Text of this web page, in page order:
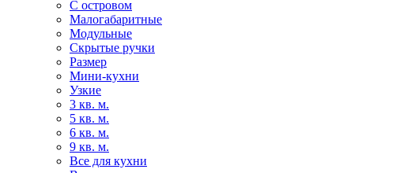
С островом
Малогабаритные
Модульные
Скрытые ручки
Размер
Мини-кухни
Узкие
3 кв. м.
5 кв. м.
6 кв. м.
9 кв. м.
Все для кухни